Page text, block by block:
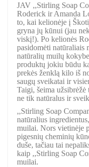
JAV ,,Stirling Soap
Roderick ir Amanda
to, kai kelionėje į
gryna jų kūnui (jau
viskį!). Po kelionės
pasidomėti natūraliais
natūralių muilų
produktų jokiu būdu
prekės ženklą kilo iš
saugų sveikatai ir
Taigi, šeima
ne tik natūralus ir
,,Stirling Soap
natūralius
muilai. Nors vietinėje
pigesnių cheminių
duše, tačiau tai
kaip ,,Stirling Soap
muilai.